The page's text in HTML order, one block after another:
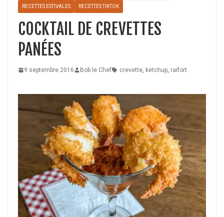
RECETTES ESTIVALES RECETTES TIKTOK
COCKTAIL DE CREVETTES
PANÉES
9 septembre 2016 Bob le Chef crevette, ketchup, raifort